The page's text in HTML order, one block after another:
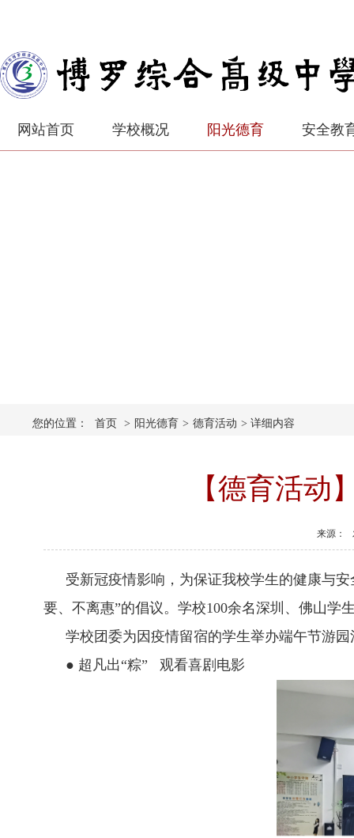
网站首页 学校概况 阳光德育 安全教
您的位置： 首页 > 阳光德育 > 德育活动 > 详细内容
【德育活动
来源：
受新冠疫情影响，为保证我校学生的健康与
要、不离惠”的倡议。学校100余名深圳、佛山学
学校团委为因疫情留宿的学生举办端午节游园
● 超凡出“粽” 观看喜剧电影